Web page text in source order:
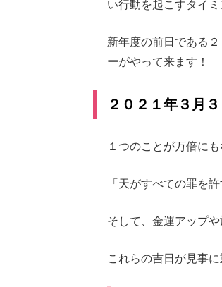
い行動を起こすタイミ
新年度の前日である
ーがやって来ます！
２０２１年３月
１つのことが万倍に
「天がすべての罪を
そして、金運アップ
これらの吉日が見事